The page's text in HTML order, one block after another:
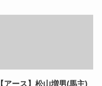
【アース】松山増男(馬主)